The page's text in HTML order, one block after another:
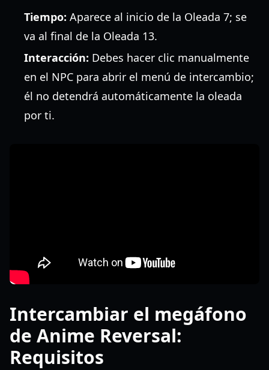
Tiempo: Aparece al inicio de la Oleada 7; se
va al final de la Oleada 13.
Interacción: Debes hacer clic manualmente
en el NPC para abrir el menú de intercambio;
él no detendrá automáticamente la oleada
por ti.
Intercambiar el megáfono
de Anime Reversal:
Requisitos